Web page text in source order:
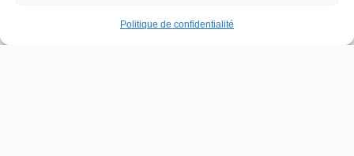
Politique de confidentialité